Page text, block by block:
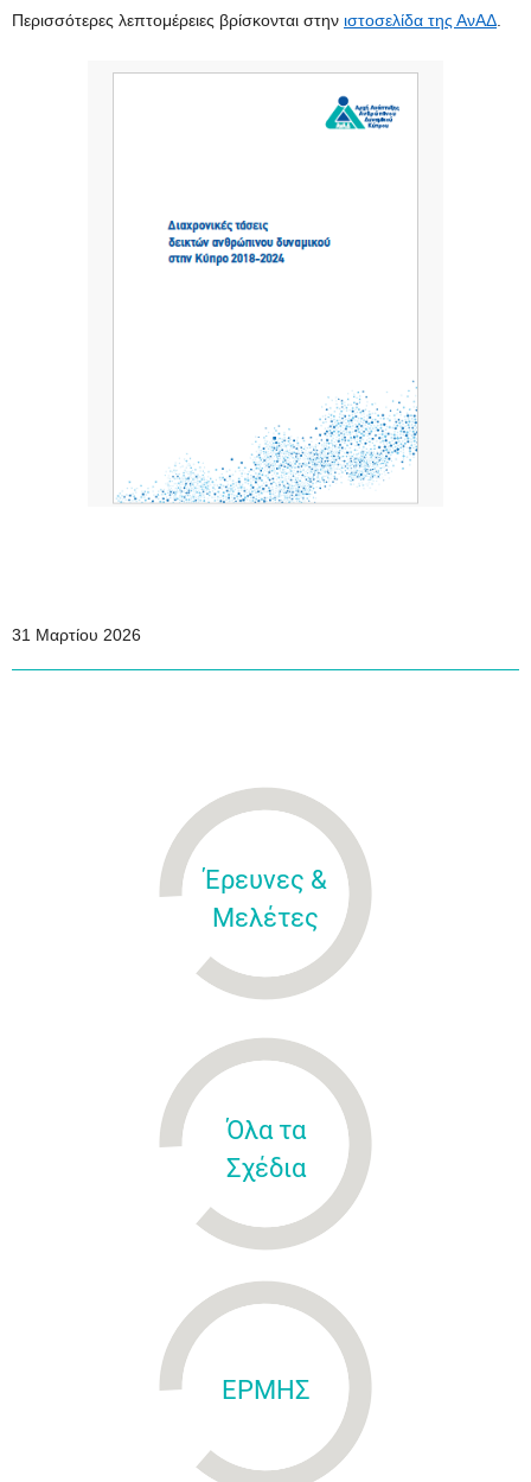
Περισσότερες λεπτομέρειες βρίσκονται στην ιστοσελίδα της ΑνΑΔ
31 Μαρτίου 2026
Έρευνες &
Μελέτες
Όλα τα
Σχέδια
ΕΡΜΗΣ